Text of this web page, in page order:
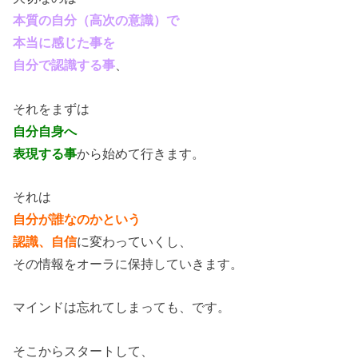
本質の自分（高次の意識）で
本当に感じた事を
自分で認識する事
それをまずは
自分自身へ
表現する事から始めて行きます。
それは
自分が誰なのかという
認識、自信に変わっていくし、
その情報をオーラに保持していきます。
マインドは忘れてしまっても、です。
そこからスタートして、